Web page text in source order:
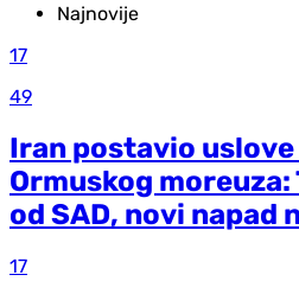
Najnovije
17
49
Iran postavio
Ormuskog
od SAD, novi napad
17